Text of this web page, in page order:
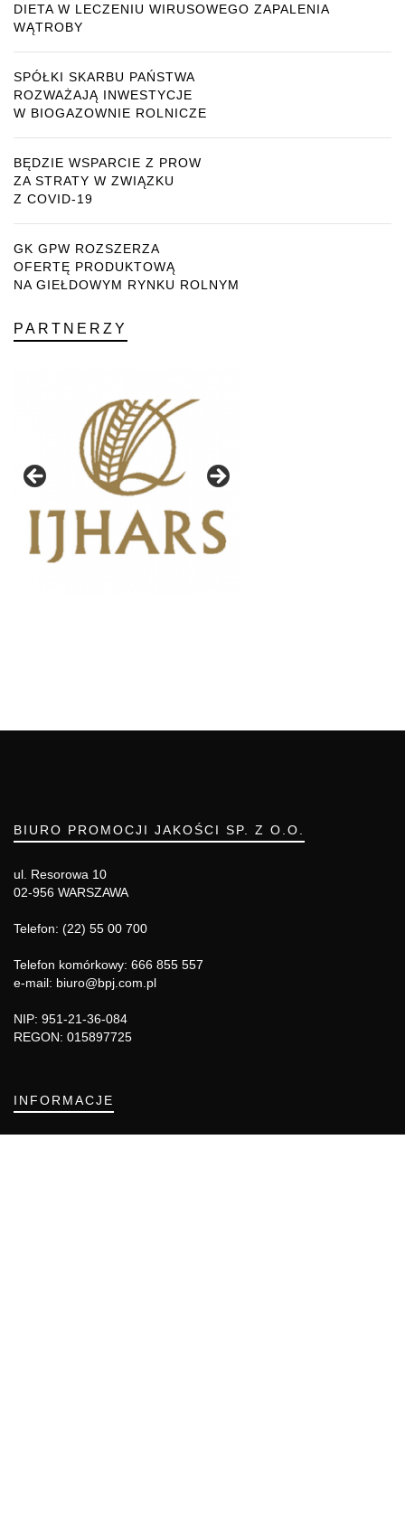
DIETA W LECZENIU WIRUSOWEGO ZAPALENIA
WĄTROBY
SPÓŁKI SKARBU PAŃSTWA
ROZWAŻAJĄ INWESTYCJE
W BIOGAZOWNIE ROLNICZE
BĘDZIE WSPARCIE Z PROW
ZA STRATY W ZWIĄZKU
Z COVID-19
GK GPW ROZSZERZA
OFERTĘ PRODUKTOWĄ
NA GIEŁDOWYM RYNKU ROLNYM
PARTNERZY
BIURO PROMOCJI JAKOŚCI SP. Z O.O.
ul. Resorowa 10
02-956 WARSZAWA
Telefon: (22) 55 00 700
Telefon komórkowy: 666 855 557
e-mail: biuro@bpj.com.pl
NIP: 951-21-36-084
REGON: 015897725
INFORMACJE